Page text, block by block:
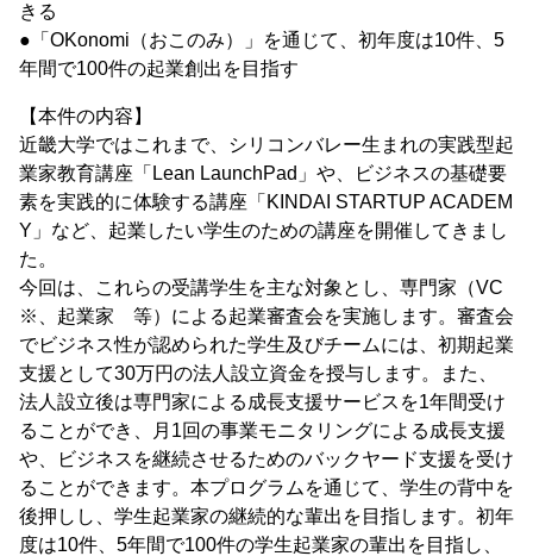
きる
●「OKonomi（おこのみ）」を通じて、初年度は10件、5
年間で100件の起業創出を目指す
【本件の内容】
近畿大学ではこれまで、シリコンバレー生まれの実践型起
業家教育講座「Lean LaunchPad」や、ビジネスの基礎要
素を実践的に体験する講座「KINDAI STARTUP ACADEM
Y」など、起業したい学生のための講座を開催してきまし
た。
今回は、これらの受講学生を主な対象とし、専門家（VC
※、起業家 等）による起業審査会を実施します。審査会
でビジネス性が認められた学生及びチームには、初期起業
支援として30万円の法人設立資金を授与します。また、
法人設立後は専門家による成長支援サービスを1年間受け
ることができ、月1回の事業モニタリングによる成長支援
や、ビジネスを継続させるためのバックヤード支援を受け
ることができます。本プログラムを通じて、学生の背中を
後押しし、学生起業家の継続的な輩出を目指します。初年
度は10件、5年間で100件の学生起業家の輩出を目指し、